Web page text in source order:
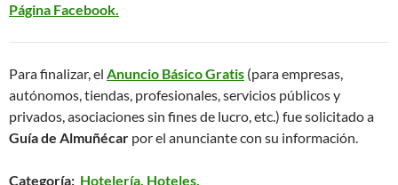
Página Facebook.
Para finalizar, el Anuncio Básico Gratis (para empresas,
autónomos, tiendas, profesionales, servicios públicos y
privados, asociaciones sin fines de lucro, etc.) fue solicitado a
Guía de Almuñécar por el anunciante con su información.
Categoría: Hotelería, Hoteles.